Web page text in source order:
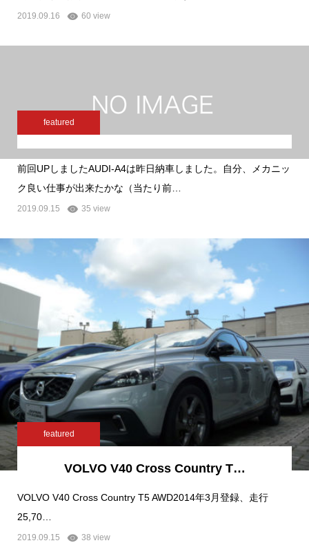
2019.09.16 60 view
featured
前回UPしましたAUDI-A4は昨日納車しました。自分、メカニッ
ク良い仕事が出来たかな（当たり前…
2019.09.15 35 view
featured
VOLVO V40 Cross Country T…
VOLVO V40 Cross Country T5 AWD2014年3月登録、走行
25,70…
2019.09.15 38 view